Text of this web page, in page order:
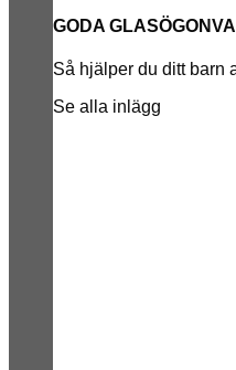
GODA
Så hjälper du ditt barn
Se alla inlägg